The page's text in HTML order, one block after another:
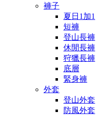
褲子
夏日1加1
短褲
登山長褲
休閒長褲
狩獵長褲
底層
緊身褲
外套
登山外套
防風外套